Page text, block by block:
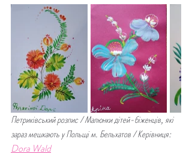
Петриківський розпис / Малюнки дітей-біженців, які
зараз мешкають у Польщі м. Бельхатов / Керівниця:
Dora Wald